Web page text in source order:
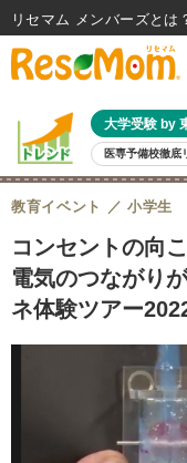
大学受験 by
医専予備校徹底
親子で考える大学選び 高
共通テスト 夏休み
8月開催イベント・WS 全
自由研究教材（小学生向け）
コンセントの向
電気のつながり
ネ体験ツアー
教育イベント 小学生
リセマム メンバーズ